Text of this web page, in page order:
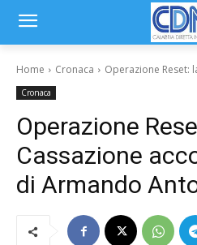
Home Cronaca Operazione Reset:
Cronaca
Operazione
Cassazione
di Armando